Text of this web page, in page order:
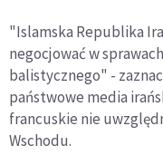
"Islamska Republika
negocjować w
balistycznego" -
państwowe media
francuskie nie
Wschodu.